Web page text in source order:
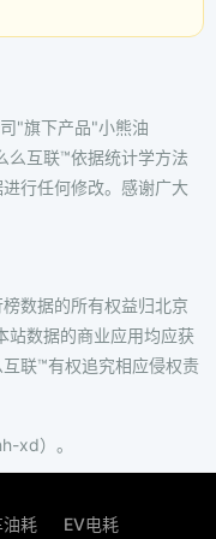
"旗下产品"小熊油
么互联™依据统计学方法
行任何修改。感谢广大
数据的所有权益归北京
站数据的商业应用均应获
联™有权追究相应侵权责
xd）。
油耗 EV电耗